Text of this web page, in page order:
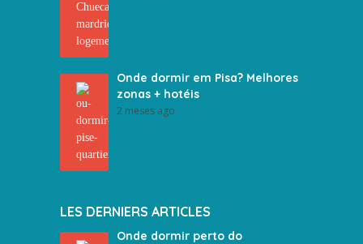
Onde dormir em Pisa? Melhores
zonas + hotéis
2 meses ago
LES DERNIERS ARTICLES
Onde dormir perto do